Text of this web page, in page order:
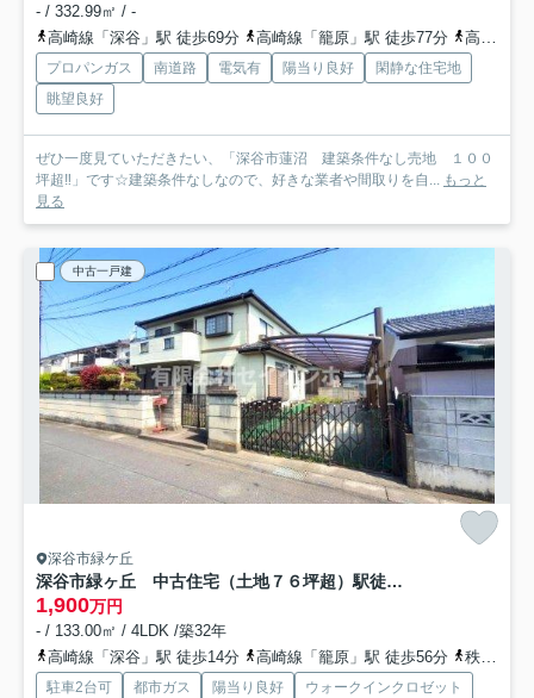
- / 332.99㎡ / -
高崎線「深谷」駅 徒歩69分
高崎線「籠原」駅 徒歩77分 高崎線「深谷」駅 バス16分 埼玉県深谷市「新井郵便局前」 停歩22分
プロパンガス 南道路 電気有 陽当り良好
閑静な住宅地
眺望良好
ぜひ一度見ていただきたい、「深谷市蓮沼 建築条件なし売地 １００
坪超‼」です☆建築条件なしなので、好きな業者や間取りを自... もっと
見る
中古一戸建
深谷市緑ケ丘
深谷市緑ヶ丘 中古住宅（土地７６坪超）駅徒歩１４分」
1,900万円
- / 133.00㎡ / 4LDK /築32年
高崎線「深谷」駅 徒歩14分
高崎線「籠原」駅 徒歩56分 秩父鉄道「武川」駅 徒歩76分
駐車2台可 都市ガス 陽当り良好
ウォークインクロゼット